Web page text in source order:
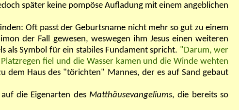
später keine pompöse Aufladung mit einem angeblichen
Oft passt der Geburtsname nicht mehr so gut zu einem
der Fall gewesen, weswegen ihm Jesus einen weiteren
als Symbol für ein stabiles Fundament spricht. "Darum, wer
fiel und die Wasser kamen und die Winde wehten
dem Haus des "törichten" Mannes, der es auf Sand gebaut
die Eigenarten desMatthäusevangeliums, die bereits so